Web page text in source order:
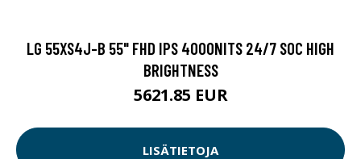
LG 55XS4J-B 55" FHD IPS 4000NITS 24/7 SOC HIGH
BRIGHTNESS
5621.85 EUR
LISÄTIETOJA